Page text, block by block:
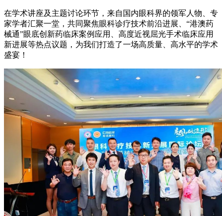
在学术讲座及主题讨论环节，来自国内眼科界的领军人物、专
家学者汇聚一堂，共同聚焦眼科诊疗技术前沿进展、“港澳药
械通”眼底创新药临床案例应用、高度近视屈光手术临床应用
新进展等热点议题，为我们打造了一场高质量、高水平的学术
盛宴！